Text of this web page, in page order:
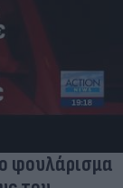
Σαλάχ -